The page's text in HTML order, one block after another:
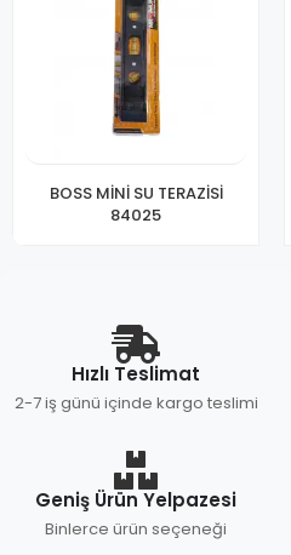
BOSS MİNİ SU TERAZİSİ
84025
Hızlı Teslimat
2-7 iş günü içinde kargo teslimi
Geniş Ürün Yelpazesi
Binlerce ürün seçeneği